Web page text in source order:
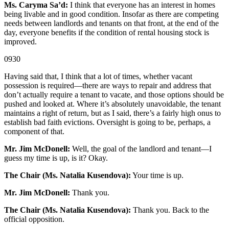
Ms. Caryma Sa’d: I think that everyone has an interest in homes
being livable and in good condition. Insofar as there are competing
needs between landlords and tenants on that front, at the end of the
day, everyone benefits if the condition of rental housing stock is
improved.
0930
Having said that, I think that a lot of times, whether vacant
possession is required—there are ways to repair and address that
don’t actually require a tenant to vacate, and those options should be
pushed and looked at. Where it’s absolutely unavoidable, the tenant
maintains a right of return, but as I said, there’s a fairly high onus to
establish bad faith evictions. Oversight is going to be, perhaps, a
component of that.
Mr. Jim McDonell: Well, the goal of the landlord and tenant—I
guess my time is up, is it? Okay.
The Chair (Ms. Natalia Kusendova): Your time is up.
Mr. Jim McDonell: Thank you.
The Chair (Ms. Natalia Kusendova): Thank you. Back to the
official opposition.